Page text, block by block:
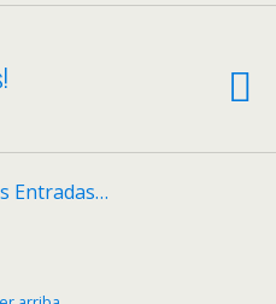
Entradas…